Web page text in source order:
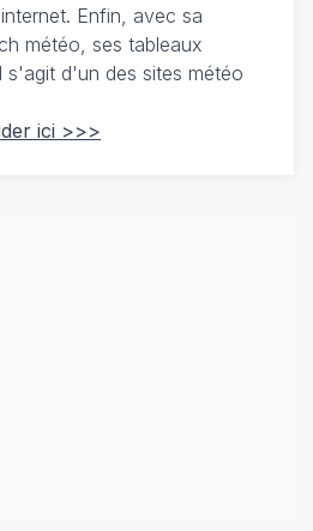
Enfin, avec sa
météo, ses tableaux
s'agit d'un des sites météo
ici >>>